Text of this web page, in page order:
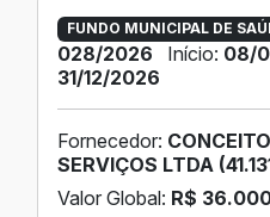
FUNDO MUNICIPAL DE
028/2026
Início: 08/
31/12/2026
Fornecedor:
SERVIÇOS LTDA
Valor Global: R$